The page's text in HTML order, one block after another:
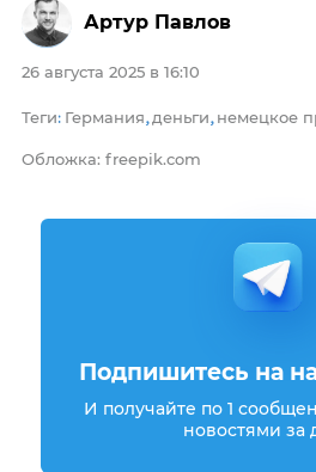
26 августа 2025 в 16:10
Теги: Германия, деньги, немецкое
Обложка: freepik.com
Артур Павлов
Подпишитесь на
И получайте по 1
новостями за